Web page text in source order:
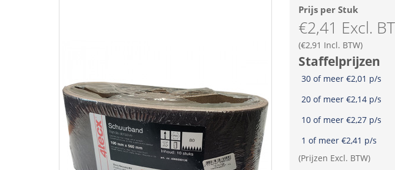
Prijs per Stuk
€2,41 Excl.
(€2,91 Incl. BTW)
Staffelprijzen
30 of meer €2,01 p/s
20 of meer €2,14 p/s
10 of meer €2,27 p/s
1 of meer €2,41 p/s
(Prijzen Excl. BTW)